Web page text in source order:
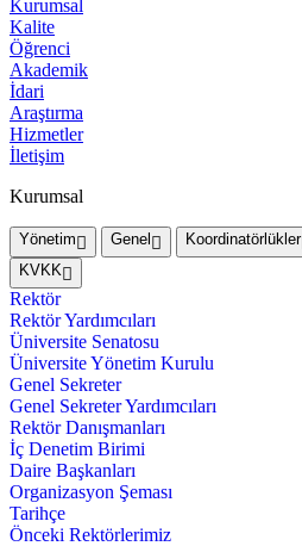
Kurumsal
Kalite
Öğrenci
Akademik
İdari
Araştırma
Hizmetler
İletişim
Kurumsal
Yönetim Genel Koordinatörlükler
KVKK
Rektör
Rektör Yardımcıları
Üniversite Senatosu
Üniversite Yönetim Kurulu
Genel Sekreter
Genel Sekreter Yardımcıları
Rektör Danışmanları
İç Denetim Birimi
Daire Başkanları
Organizasyon Şeması
Tarihçe
Önceki Rektörlerimiz